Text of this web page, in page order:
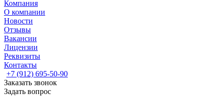
Компания
О компании
Новости
Отзывы
Вакансии
Лицензии
Реквизиты
Контакты
+7 (912) 695-50-90
Заказать звонок
Задать вопрос